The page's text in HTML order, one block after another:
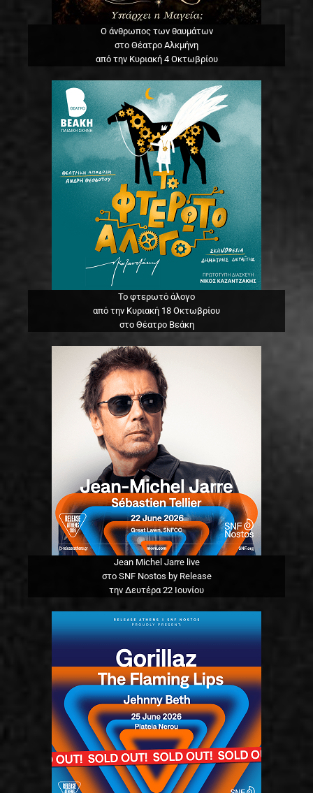
Ο άνθρωπος των θαυμάτων
στο Θέατρο Αλκμήνη
από την Κυριακή 4 Οκτωβρίου
Το φτερωτό άλογο
από την Κυριακή 18 Οκτωβρίου
στο Θέατρο Βεάκη
Jean Michel Jarre live
στο SNF Nostos by Release
την Δευτέρα 22 Ιουνίου